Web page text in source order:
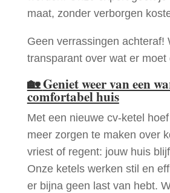
maat, zonder verborgen
Geen verrassingen achteraf!
transparant over wat er moet
🏡Geniet weer van een
comfortabel huis
Met een nieuwe cv-ketel
meer zorgen te maken over
vriest of regent: jouw huis
Onze ketels werken stil en
er bijna geen last van hebt.